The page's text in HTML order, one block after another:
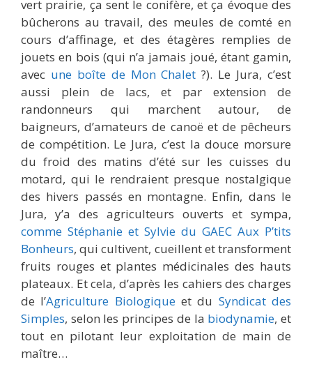
vert prairie, ça sent le conifère, et ça évoque des
bûcherons au travail, des meules de comté en
cours d’affinage, et des étagères remplies de
jouets en bois (qui n’a jamais joué, étant gamin,
avec une boîte de Mon Chalet ?). Le Jura, c’est
aussi plein de lacs, et par extension de
randonneurs qui marchent autour, de
baigneurs, d’amateurs de canoë et de pêcheurs
de compétition. Le Jura, c’est la douce morsure
du froid des matins d’été sur les cuisses du
motard, qui le rendraient presque nostalgique
des hivers passés en montagne. Enfin, dans le
Jura, y’a des agriculteurs ouverts et sympa,
comme Stéphanie et Sylvie du GAEC Aux P’tits
Bonheurs, qui cultivent, cueillent et transforment
fruits rouges et plantes médicinales des hauts
plateaux. Et cela, d’après les cahiers des charges
de l’Agriculture Biologiqueet du Syndicat des
Simples, selon les principes de la biodynamie, et
tout en pilotant leur exploitation de main de
maître…